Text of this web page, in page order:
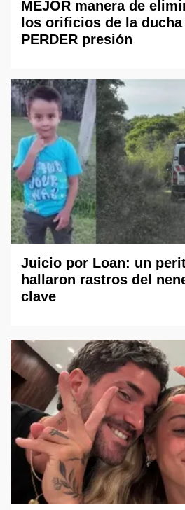
MEJOR manera de
los orificios de la
PERDER presión
Juicio por Loan: un
hallaron rastros del
clave